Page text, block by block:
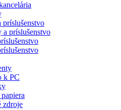
príslušenstvo
k PC
zdroje